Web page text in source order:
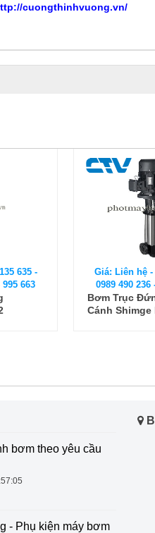
cuongthinhvuong.vn/
635 -
995 663
Giá: Liên hệ -
0989 490 236
Bơm Trục
Cánh Shimge
bơm theo yêu cầu
hóa chất các hãng -